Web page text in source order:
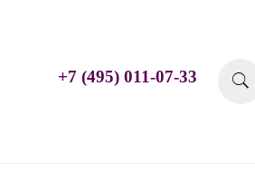
+7 (495) 011-07-33